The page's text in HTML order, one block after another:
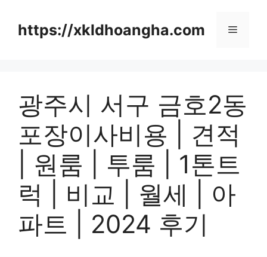
https://xkldhoangha.com 메
광주시 서구 금호2동
포장이사비용 | 견적
| 원룸 | 투룸 | 1톤트
럭 | 비교 | 월세 | 아
파트 | 2024 후기